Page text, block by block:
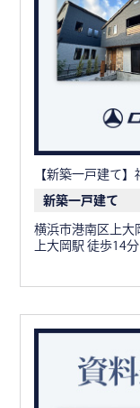
【新築一戸建て
新築一戸建て
横浜市港南区上大
上大岡駅 徒歩14分